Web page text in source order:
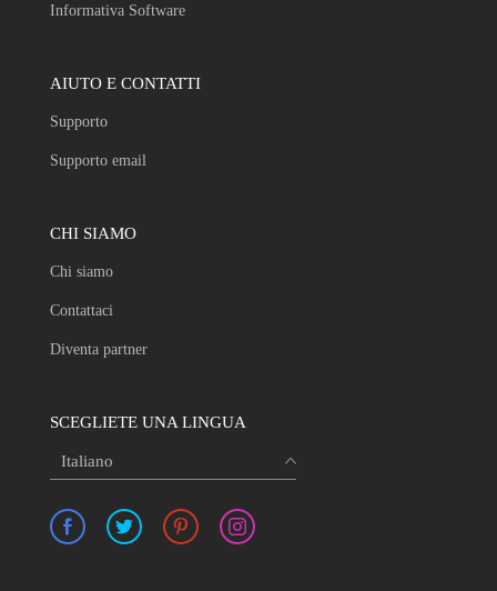
Informativa Software
AIUTO E CONTATTI
Supporto
Supporto email
CHI SIAMO
Chi siamo
Contattaci
Diventa partner
SCEGLIETE UNA LINGUA
Italiano